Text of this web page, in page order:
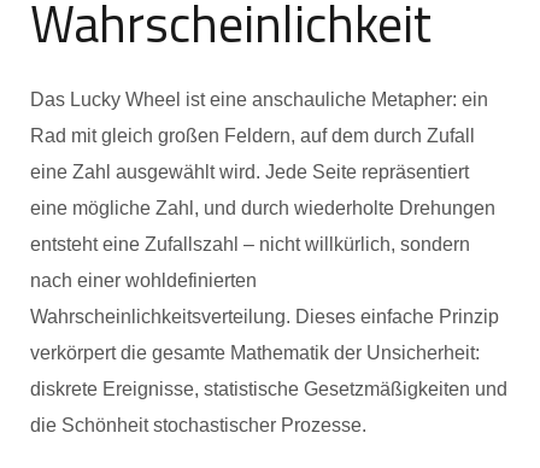
Wahrscheinlichkeit
Das Lucky Wheel ist eine anschauliche Metapher: ein
Rad mit gleich großen Feldern, auf dem durch Zufall
eine Zahl ausgewählt wird. Jede Seite repräsentiert
eine mögliche Zahl, und durch wiederholte Drehungen
entsteht eine Zufallszahl – nicht willkürlich, sondern
nach einer wohldefinierten
Wahrscheinlichkeitsverteilung. Dieses einfache Prinzip
verkörpert die gesamte Mathematik der Unsicherheit:
diskrete Ereignisse, statistische Gesetzmäßigkeiten und
die Schönheit stochastischer Prozesse.